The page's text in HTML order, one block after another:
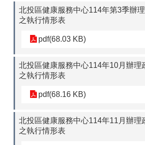
北投區健康服務中心114年第3季辦
之執行情形表
pdf(68.03 KB)
北投區健康服務中心114年10月辦理
之執行情形表
pdf(68.16 KB)
北投區健康服務中心114年11月辦理
之執行情形表